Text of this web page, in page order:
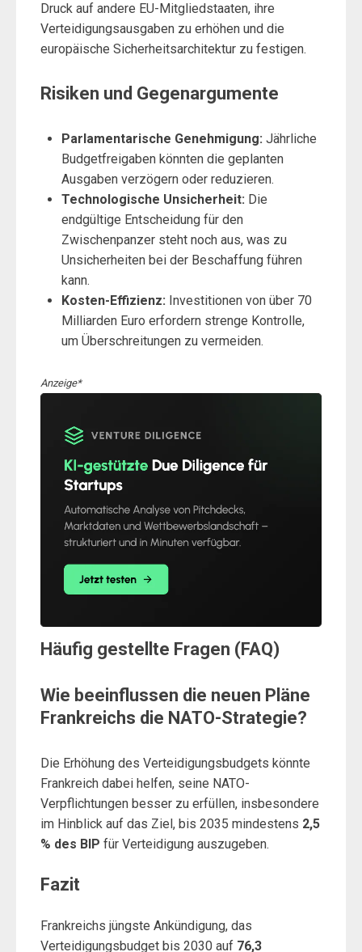
Druck auf andere EU-Mitgliedstaaten, ihre
Verteidigungsausgaben zu erhöhen und die
europäische Sicherheitsarchitektur zu festigen.
Risiken und Gegenargumente
Parlamentarische Genehmigung: Jährliche
Budgetfreigaben könnten die geplanten
Ausgaben verzögern oder reduzieren.
Technologische Unsicherheit: Die
endgültige Entscheidung für den
Zwischenpanzer steht noch aus, was zu
Unsicherheiten bei der Beschaffung führen
kann.
Kosten-Effizienz: Investitionen von über 70
Milliarden Euro erfordern strenge Kontrolle,
um Überschreitungen zu vermeiden.
Anzeige*
Häufig gestellte Fragen (FAQ)
Wie beeinflussen die neuen Pläne
Frankreichs die NATO-Strategie?
Die Erhöhung des Verteidigungsbudgets könnte
Frankreich dabei helfen, seine NATO-
Verpflichtungen besser zu erfüllen, insbesondere
im Hinblick auf das Ziel, bis 2035 mindestens 2,5
% des BIP für Verteidigung auszugeben.
Fazit
Frankreichs jüngste Ankündigung, das
Verteidigungsbudget bis 2030 auf 76,3